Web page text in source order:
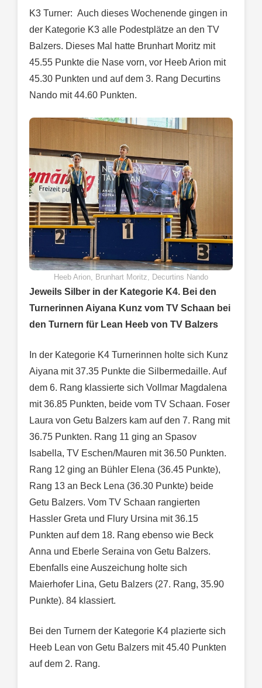
K3 Turner: Auch dieses Wochenende gingen in
der Kategorie K3 alle Podestplätze an den TV
Balzers. Dieses Mal hatte Brunhart Moritz mit
45.55 Punkte die Nase vorn, vor Heeb Arion mit
45.30 Punkten und auf dem 3. Rang Decurtins
Nando mit 44.60 Punkten.
Heeb Arion, Brunhart Moritz, Decurtins Nando
Jeweils Silber in der Kategorie K4. Bei den
Turnerinnen Aiyana Kunz vom TV Schaan bei
den Turnern für Lean Heeb von TV Balzers
In der Kategorie K4 Turnerinnen holte sich Kunz
Aiyana mit 37.35 Punkte die Silbermedaille. Auf
dem 6. Rang klassierte sich Vollmar Magdalena
mit 36.85 Punkten, beide vom TV Schaan. Foser
Laura von Getu Balzers kam auf den 7. Rang mit
36.75 Punkten. Rang 11 ging an Spasov
Isabella, TV Eschen/Mauren mit 36.50 Punkten.
Rang 12 ging an Bühler Elena (36.45 Punkte),
Rang 13 an Beck Lena (36.30 Punkte) beide
Getu Balzers. Vom TV Schaan rangierten
Hassler Greta und Flury Ursina mit 36.15
Punkten auf dem 18. Rang ebenso wie Beck
Anna und Eberle Seraina von Getu Balzers.
Ebenfalls eine Auszeichung holte sich
Maierhofer Lina, Getu Balzers (27. Rang, 35.90
Punkte). 84 klassiert.
Bei den Turnern der Kategorie K4 plazierte sich
Heeb Lean von Getu Balzers mit 45.40 Punkten
auf dem 2. Rang.